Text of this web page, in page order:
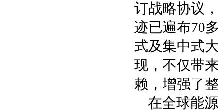
订战略协议
迹已遍布70
式及集中式
现，不仅带
赖，增强了
在全球能